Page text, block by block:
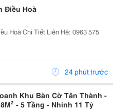
Điều Hoà
Hệ: 0963 575
24 phút trước
Khu Bàn Cờ Tân Thành -
- 5 Tầng - Nhỉnh 11 Tỷ